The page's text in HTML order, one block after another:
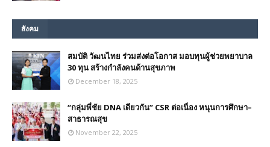
สังคม
สมบัติ วัฒนไทย ร่วมส่งต่อโอกาส มอบทุนผู้ช่วยพยาบาล
30 ทุน สร้างกำลังคนด้านสุขภาพ
December 18, 2025
“กลุ่มพี่ชัย DNA เดียวกัน” CSR ต่อเนื่อง หนุนการศึกษา–
สาธารณสุข
November 22, 2025